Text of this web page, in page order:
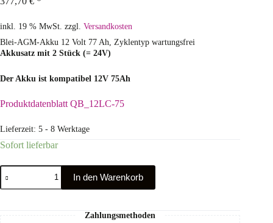
inkl. 19 % MwSt. zzgl. Versandkosten
Blei-AGM-Akku 12 Volt 77 Ah, Zyklentyp wartungsfrei
Akkusatz mit 2 Stück (= 24V)
Der Akku ist kompatibel 12V 75Ah
Produktdatenblatt QB_12LC-75
Lieferzeit: 5 - 8 Werktage
Sofort lieferbar
In den Warenkorb
Zahlungsmethoden